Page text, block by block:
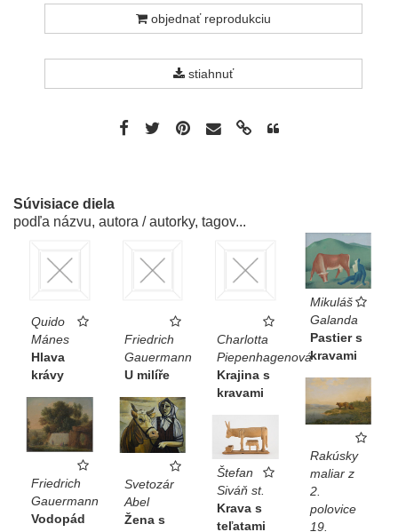
objednať reprodukciu
stiahnuť
Súvisiace diela
podľa názvu, autora / autorky, tagov...
Quido
Mánes
Hlava
krávy
Friedrich
Gauermann
U milíře
Charlotta
Piepenhagenová
Krajina s
kravami
Mikuláš
Galanda
Pastier s
kravami
Rakúsky
maliar z
2.
polovice
19.
Friedrich
Gauermann
Vodopád
Svetozár
Abel
Žena s
Štefan
Siváň st.
Krava s
teľatami